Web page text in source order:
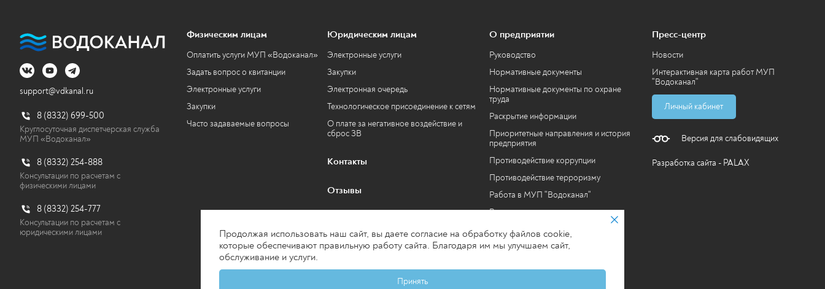
support@vdkanal.ru
8 (8332) 699-500
Круглосуточная диспетчерская служба
МУП «Водоканал»
8 (8332) 254-888
Консультации по расчетам с
физическими лицами
8 (8332) 254-777
Консультации по расчетам с
юридическими лицами
Физическим лицам
Оплатить услуги МУП «Водоканал»
Задать вопрос о квитанции
Электронные услуги
Закупки
Часто задаваемые вопросы
Юридическим лицам
Электронные услуги
Закупки
Электронная очередь
Технологическое присоединение к сетям
О плате за негативное воздействие и
сброс ЗВ
Контакты
Отзывы
О предприятии
Руководство
Нормативные документы
Нормативные документы по охране
труда
Раскрытие информации
Приоритетные направления и история
предприятия
Противодействие коррупции
Противодействие терроризму
Работа в МУП "Водоканал"
Вакансии
Контакты
Политика в отношении обработки
Пресс-центр
Новости
Интерактивная карта работ МУП
"Водоканал"
Личный кабинет
Версия для слабовидящих
Разработка сайта - PALAX
© 2026 МУП «Водоканал» г. Киров
Продолжая использовать наш сайт, вы даете согласие на обработку файлов cookie,
которые обеспечивают правильную работу сайта. Благодаря им мы улучшаем сайт,
обслуживание и услуги.
Принять